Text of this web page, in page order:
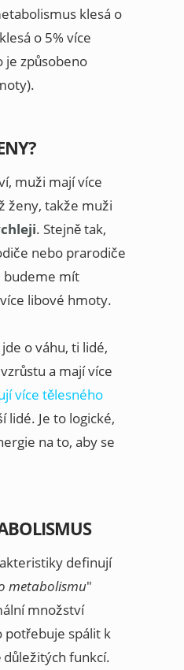
klesá o
o 5% více
je způsobeno
muži mají více
ženy, takže muži
. Stejně tak,
nebo prarodiče
budeme mít
libové hmoty.
o váhu, ti lidé,
a mají více
více tělesného
lidé. Je to logické,
na to, aby se
definují
metabolismu"
množství
potřebuje spálit k
funkcí.